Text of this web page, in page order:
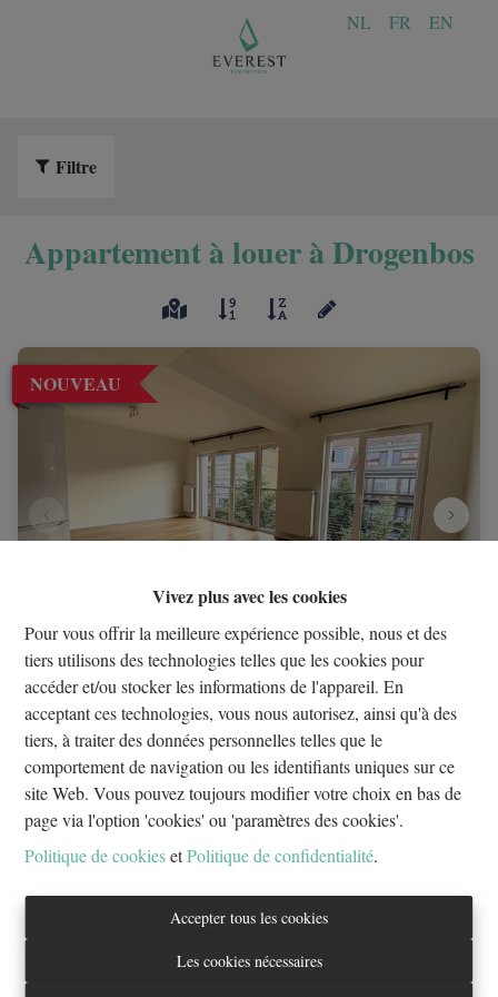
Vivez plus avec les cookies
Pour vous offrir la meilleure expérience possible, nous et des
tiers utilisons des technologies telles que les cookies pour
accéder et/ou stocker les informations de l'appareil. En
acceptant ces technologies, vous nous autorisez, ainsi qu'à des
tiers, à traiter des données personnelles telles que le
comportement de navigation ou les identifiants uniques sur ce
site Web. Vous pouvez toujours modifier votre choix en bas de
page via l'option 'cookies' ou 'paramètres des cookies'.
Politique de cookiesetPolitique de confidentialité.
Accepter tous les cookies
Les cookies nécessaires
NL FR EN
Filtre
Appartement à louer à Drogenbos
NOUVEAU
Drogenbos! Splendide Appartement 2 chambres non
meublé
1620 Drogenbos ID 32465
€ 1.290 /mois